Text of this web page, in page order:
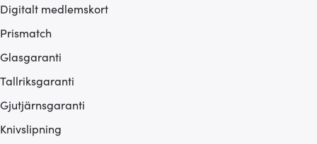
Digitalt medlemskort
Prismatch
Glasgaranti
Tallriksgaranti
Gjutjärnsgaranti
Knivslipning